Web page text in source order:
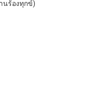
นร้องทุกข์)